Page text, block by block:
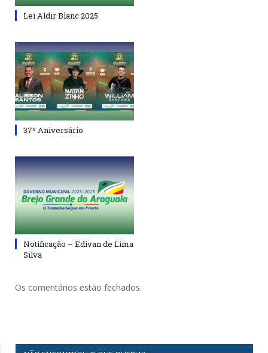
Lei Aldir Blanc 2025
37º Aniversário
Notificação – Edivan de Lima
Silva
Os comentários estão fechados.